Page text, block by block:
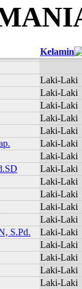
Kelamin
Laki-Laki
Laki-Laki
Laki-Laki
Laki-Laki
Laki-Laki
Laki-Laki
Laki-Laki
Laki-Laki
Laki-Laki
Laki-Laki
Laki-Laki
Laki-Laki
S.Pd.
Laki-Laki
Laki-Laki
Laki-Laki
Laki-Laki
Laki-Laki